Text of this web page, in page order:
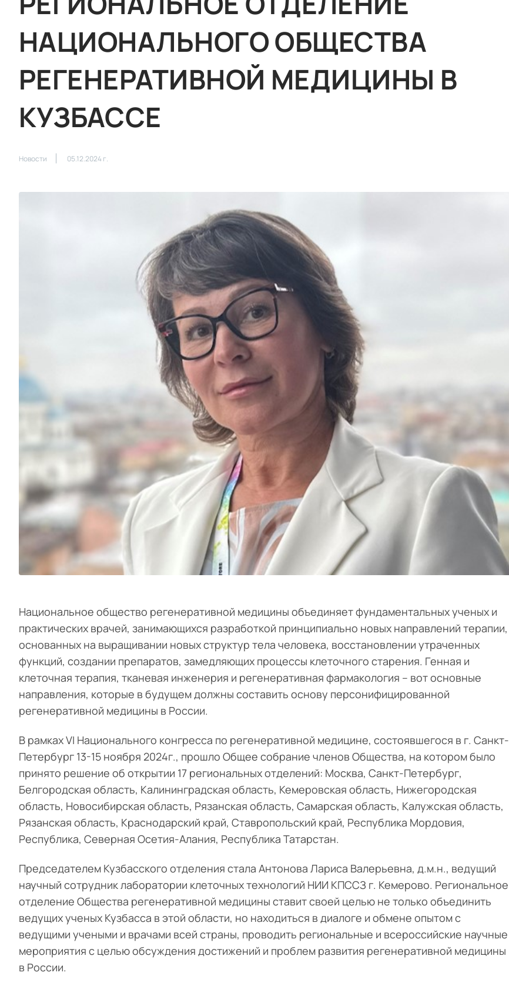
НАЦИОНАЛЬНОГО ОБЩЕСТВА
РЕГЕНЕРАТИВНОЙ МЕДИЦИНЫ В
КУЗБАССЕ
Новости 05.12.2024 г.
Национальное общество регенеративной медицины объединяет фундаментальных ученых и
практических врачей, занимающихся разработкой принципиально новых направлений терапии,
основанных на выращивании новых структур тела человека, восстановлении утраченных
функций, создании препаратов, замедляющих процессы клеточного старения. Генная и
клеточная терапия, тканевая инженерия и регенеративная фармакология – вот основные
направления, которые в будущем должны составить основу персонифицированной
регенеративной медицины в России.
В рамках VI Национального конгресса по регенеративной медицине, состоявшегося в г. Санкт-
Петербург 13-15 ноября 2024г., прошло Общее собрание членов Общества, на котором было
принято решение об открытии 17 региональных отделений: Москва, Санкт-Петербург,
Белгородская область, Калининградская область, Кемеровская область, Нижегородская
область, Новосибирская область, Рязанская область, Самарская область, Калужская область,
Рязанская область, Краснодарский край, Ставропольский край, Республика Мордовия,
Республика, Северная Осетия-Алания, Республика Татарстан.
Председателем Кузбасского отделения стала Антонова Лариса Валерьевна, д.м.н., ведущий
научный сотрудник лаборатории клеточных технологий НИИ КПССЗ г. Кемерово. Региональное
отделение Общества регенеративной медицины ставит своей целью не только объединить
ведущих ученых Кузбасса в этой области, но находиться в диалоге и обмене опытом с
ведущими учеными и врачами всей страны, проводить региональные и всероссийские научные
мероприятия с целью обсуждения достижений и проблем развития регенеративной медицины
в России.